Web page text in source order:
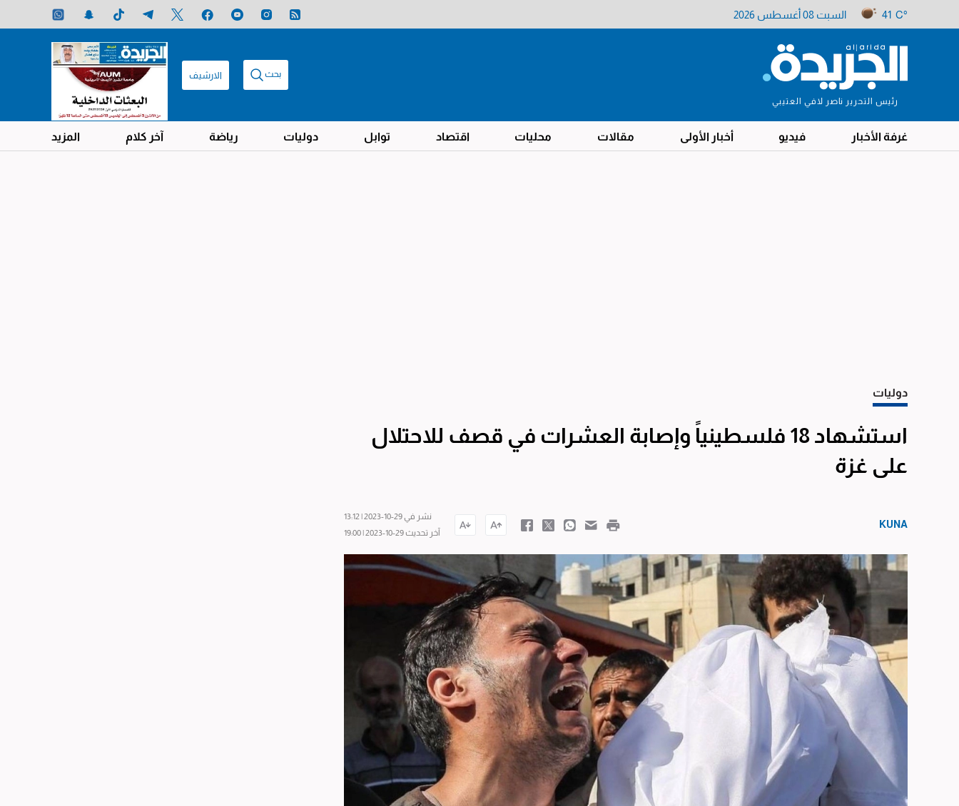
41 C° السبت 08 أغسطس 2026
رئيس التحرير ناصر لافي العتيبي
بحث الارشيف
غرفة الأخبار فيديو أخبار الأولى مقالات محليات اقتصاد توابل دوليات رياضة آخر كلام المزيد
دوليات
استشهاد 18 فلسطينياً وإصابة العشرات في قصف للاحتلال
على غزة
KUNA
نشر في 29-10-2023 | 13:12
آخر تحديث 29-10-2023 | 19:00